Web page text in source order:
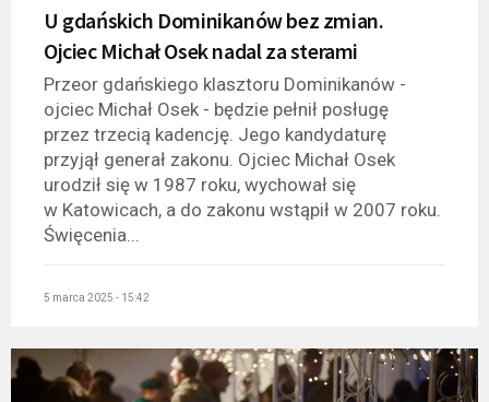
U gdańskich Dominikanów bez zmian.
Ojciec Michał Osek nadal za sterami
Przeor gdańskiego klasztoru Dominikanów -
ojciec Michał Osek - będzie pełnił posługę
przez trzecią kadencję. Jego kandydaturę
przyjął generał zakonu. Ojciec Michał Osek
urodził się w 1987 roku, wychował się
w Katowicach, a do zakonu wstąpił w 2007 roku.
Święcenia...
5 marca 2025 - 15:42